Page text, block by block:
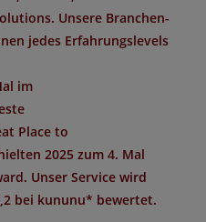
Unsere Branchen-
jedes Erfahrungslevels
im
Place to
2025 zum 4. Mal
. Unser Service wird
bei kununu* bewertet.